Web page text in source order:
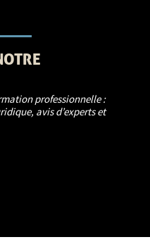
professionnelle :
avis d’experts et